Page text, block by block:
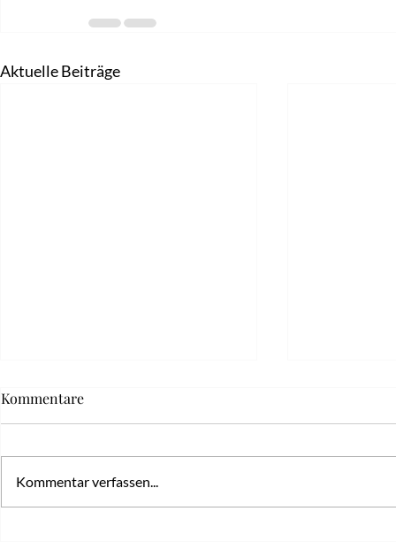
Aktuelle Beiträge
Kommentare
Kommentar verfassen...